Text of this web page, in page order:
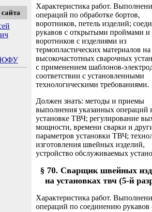
ЮФУ
Характеристика работ.
операций по обработке бортов,
воротников, петель изделий;
рукавов с открытыми проймами и
воротников с изделиями из
термопластических материалов на
высокочастотных сварочных
с применением шаблонов-
соответствии с установленными
технологическими требованиями.
Должен знать: методы и приемы
выполнения указанных операций
установке ТВЧ; регулирование
мощности, времени сварки и
параметров установки ТВЧ;
изготовления швейных изделий,
устройство обслуживаемых
§ 70. Сварщик швейных
на установках твч (5-й
Характеристика работ.
операций по соединению рукавов